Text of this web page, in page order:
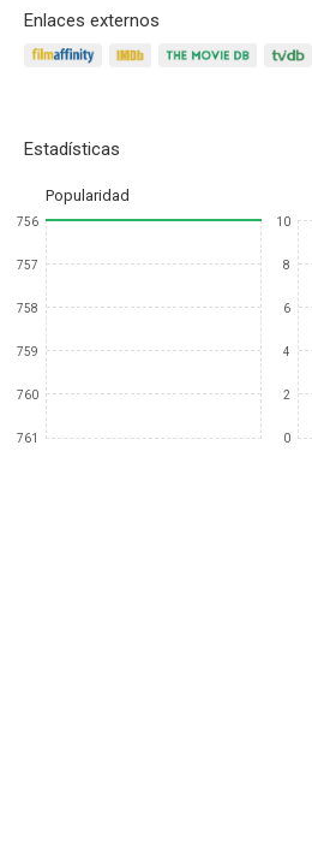
Enlaces externos
Estadísticas
Popularidad
756
757
758
759
760
761
10
8
6
4
2
0